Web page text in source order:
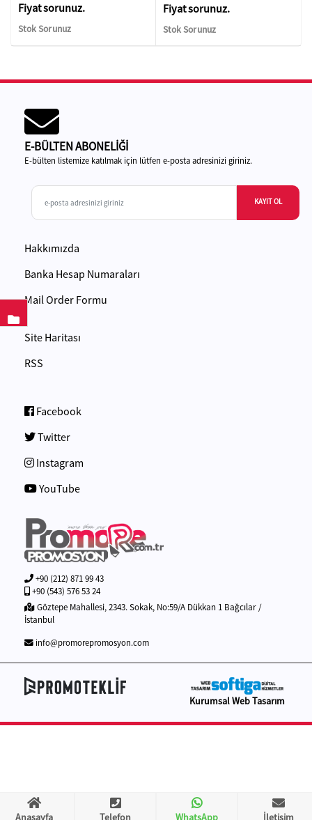
Fiyat sorunuz.
Stok Sorunuz
Fiyat sorunuz.
Stok Sorunuz
Anasayfa Telefon WhatsApp İletişim
E-BÜLTEN ABONELİĞİ
E-bülten listemize katılmak için lütfen e-posta adresinizi giriniz.
KAYIT OL
Hakkımızda
Banka Hesap Numaraları
Mail Order Formu
Site Haritası
RSS
Facebook
Twitter
Instagram
YouTube
+90 (212) 871 99 43
+90 (543) 576 53 24
Göztepe Mahallesi, 2343. Sokak, No:59/A Dükkan 1 Bağcılar /
İstanbul
info@promorepromosyon.com
Kurumsal Web Tasarım